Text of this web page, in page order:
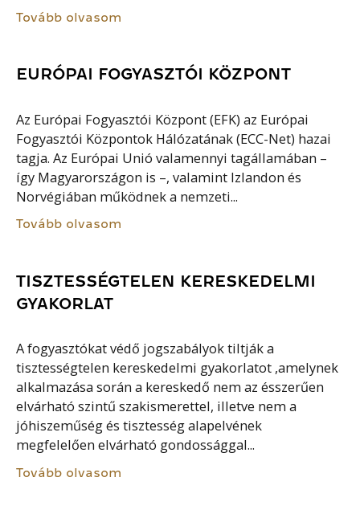
Tovább olvasom
EURÓPAI FOGYASZTÓI KÖZPONT
Az Európai Fogyasztói Központ (EFK) az Európai
Fogyasztói Központok Hálózatának (ECC-Net) hazai
tagja. Az Európai Unió valamennyi tagállamában –
így Magyarországon is –, valamint Izlandon és
Norvégiában működnek a nemzeti...
Tovább olvasom
TISZTESSÉGTELEN KERESKEDELMI
GYAKORLAT
A fogyasztókat védő jogszabályok tiltják a
tisztességtelen kereskedelmi gyakorlatot ,amelynek
alkalmazása során a kereskedő nem az ésszerűen
elvárható szintű szakismerettel, illetve nem a
jóhiszeműség és tisztesség alapelvének
megfelelően elvárható gondossággal...
Tovább olvasom